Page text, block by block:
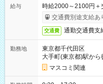
給与
時給2000～2100円＋
交通費別途支給あ
交通費 通勤交通費支
勤務地
東京都千代田区
大手町(東京都)駅から
マスコミ関連